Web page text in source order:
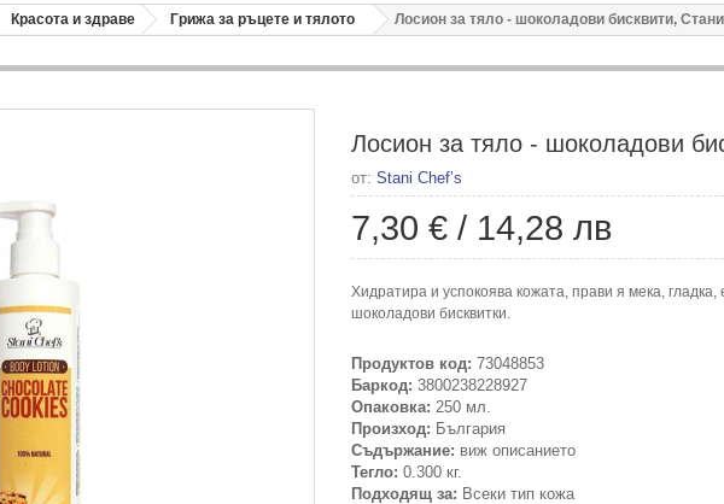
Красота и здраве Грижа за ръцете и тялото Лосион за тяло - шоколадови бисквити,
Лосион за тяло - шоколадови
от: Stani Chef’s
7,30 € / 14,28 лв
Хидратира и успокоява кожата, прави я мека,
шоколадови бисквитки.
Продуктов код: 73048853
Баркод: 3800238228927
Опаковка: 250 мл.
Произход: България
Съдържание: виж описанието
Тегло: 0.300 кг.
Подходящ за: Всеки тип кожа